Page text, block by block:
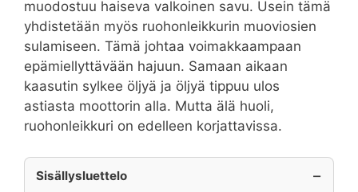
muodostuu haiseva valkoinen savu. Usein tämä
yhdistetään myös ruohonleikkurin muoviosien
sulamiseen. Tämä johtaa voimakkaampaan
epämiellyttävään hajuun. Samaan aikaan
kaasutin sylkee öljyä ja öljyä tippuu ulos
astiasta moottorin alla. Mutta älä huoli,
ruohonleikkuri on edelleen korjattavissa.
Sisällysluettelo